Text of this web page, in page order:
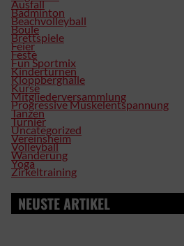
Ausfall
Badminton
Beachvolleyball
Boule
Brettspiele
Feier
Feste
Fun Sportmix
Kinderturnen
Kloppberghalle
Kurse
Mitgliederversammlung
Progressive Muskelentspannung
Tanzen
Turnier
Uncategorized
Vereinsheim
Volleyball
Wanderung
Yoga
Zirkeltraining
NEUSTE ARTIKEL